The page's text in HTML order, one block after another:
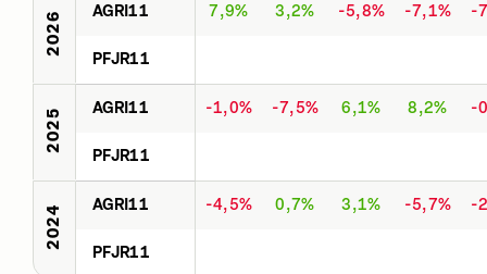
2026 AGRI11 7,9% 3,2% -5,8% -7,1% -
PFJR11
2025 AGRI11 -1,0% -7,5% 6,1% 8,2% -
PFJR11
2024 AGRI11 -4,5% 0,7% 3,1% -5,7% -
PFJR11